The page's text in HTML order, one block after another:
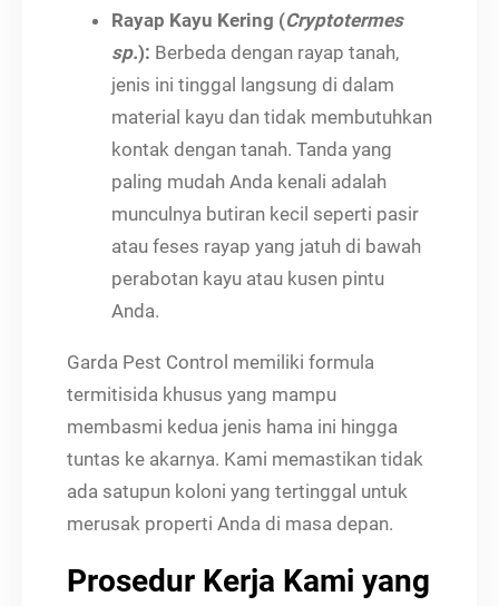
Rayap Kayu Kering (Cryptotermes
sp.): Berbeda dengan rayap tanah,
jenis ini tinggal langsung di dalam
material kayu dan tidak membutuhkan
kontak dengan tanah. Tanda yang
paling mudah Anda kenali adalah
munculnya butiran kecil seperti pasir
atau feses rayap yang jatuh di bawah
perabotan kayu atau kusen pintu
Anda.
Garda Pest Control memiliki formula
termitisida khusus yang mampu
membasmi kedua jenis hama ini hingga
tuntas ke akarnya. Kami memastikan tidak
ada satupun koloni yang tertinggal untuk
merusak properti Anda di masa depan.
Prosedur Kerja Kami yang